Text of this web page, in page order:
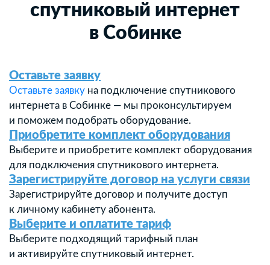
спутниковый интернет
в Собинке
Оставьте заявку
Оставьте заявку на подключение спутникового
интернета в Собинке — мы проконсультируем
и поможем подобрать оборудование.
Приобретите комплект оборудования
Выберите и приобретите комплект оборудования
для подключения спутникового интернета.
Зарегистрируйте договор на услуги связи
Зарегистрируйте договор и получите доступ
к личному кабинету абонента.
Выберите и оплатите тариф
Выберите подходящий тарифный план
и активируйте спутниковый интернет.